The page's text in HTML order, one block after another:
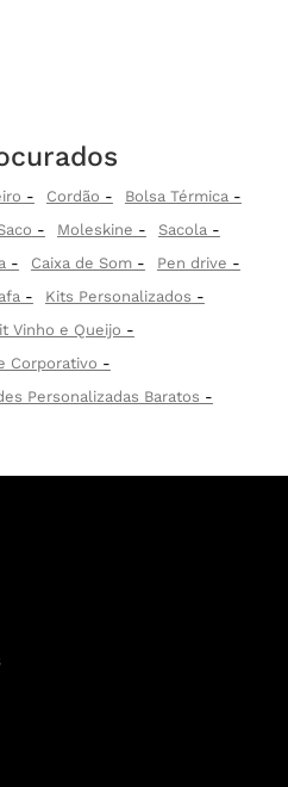
Cordão
Bolsa Térmica
Moleskine
Sacola
Caixa de Som
Pen drive
Kits Personalizados
Vinho e Queijo
Corporativo
Personalizadas Baratos